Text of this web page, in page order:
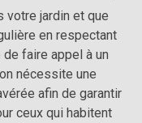
jardin et que
en respectant
faire appel à un
nécessite une
afin de garantir
ceux qui habitent